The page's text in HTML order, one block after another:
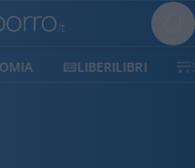
SHOP SOSTIENICI